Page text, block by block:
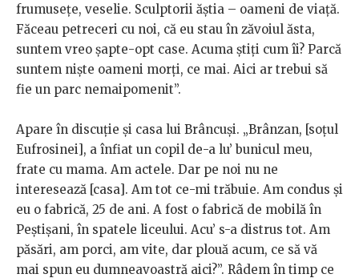
frumusețe, veselie. Sculptorii ăștia – oameni de viață.
Făceau petreceri cu noi, că eu stau în zăvoiul ăsta,
suntem vreo șapte-opt case. Acuma știți cum îi? Parcă
suntem niște oameni morți, ce mai. Aici ar trebui să
fie un parc nemaipomenit”.
Apare în discuție și casa lui Brâncuși. „Brânzan, [soțul
Eufrosinei], a înfiat un copil de-a lu’ bunicul meu,
frate cu mama. Am actele. Dar pe noi nu ne
interesează [casa]. Am tot ce-mi trăbuie. Am condus și
eu o fabrică, 25 de ani. A fost o fabrică de mobilă în
Peștișani, în spatele liceului. Acu’ s-a distrus tot. Am
păsări, am porci, am vite, dar plouă acum, ce să vă
mai spun eu dumneavoastră aici?”. Râdem în timp ce